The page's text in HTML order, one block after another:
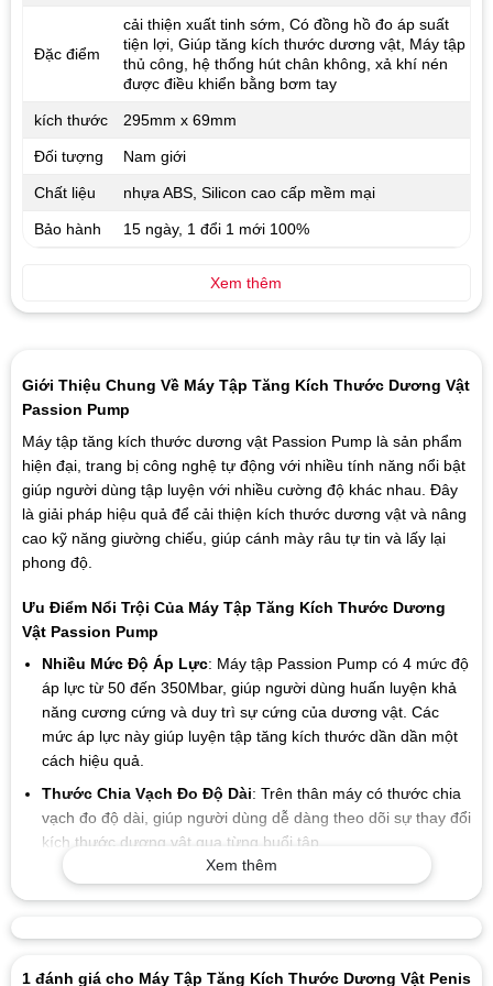
Giới Thiệu Chung Về Máy Tập Tăng Kích Thước Dương Vật
Passion Pump
Máy tập tăng kích thước dương vật Passion Pump là sản phẩm
hiện đại, trang bị công nghệ tự động với nhiều tính năng nổi bật
giúp người dùng tập luyện với nhiều cường độ khác nhau. Đây
là giải pháp hiệu quả để cải thiện kích thước dương vật và nâng
cao kỹ năng giường chiếu, giúp cánh mày râu tự tin và lấy lại
phong độ.
Ưu Điểm Nổi Trội Của Máy Tập Tăng Kích Thước Dương
Vật Passion Pump
Nhiều Mức Độ Áp Lực: Máy tập Passion Pump có 4 mức độ
áp lực từ 50 đến 350Mbar, giúp người dùng huấn luyện khả
năng cương cứng và duy trì sự cứng của dương vật. Các
mức áp lực này giúp luyện tập tăng kích thước dần dần một
cách hiệu quả.
Thước Chia Vạch Đo Độ Dài: Trên thân máy có thước chia
vạch đo độ dài, giúp người dùng dễ dàng theo dõi sự thay đổi
kích thước dương vật qua từng buổi tập.
Tự Động Hoàn Toàn
: Thiết bị hoạt động tự động, với các
thao tác bấm nút đơn giản và các chức năng cao cấp. Máy
thời gian quan hệ và tăng khả năng chịu đựng.
Xem thêm
1 đánh giá cho Máy Tập Tăng Kích Thước Dương Vật Penis
Đặc điểm
cải thiện xuất tinh sớm, Có đồng hồ đo áp suất
tiện lợi, Giúp tăng kích thước dương vật, Máy tập
thủ công, hệ thống hút chân không, xả khí nén
được điều khiển bằng bơm tay
kích thước 295mm x 69mm
Đối tượng Nam giới
Chất liệu nhựa ABS, Silicon cao cấp mềm mại
Bảo hành 15 ngày, 1 đổi 1 mới 100%
Xem thêm